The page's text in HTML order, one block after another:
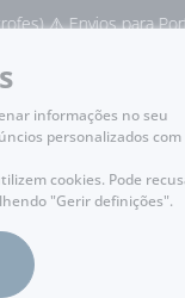
Envios para
informações no seu
personalizados com
cookies. Pode
"Gerir definições".